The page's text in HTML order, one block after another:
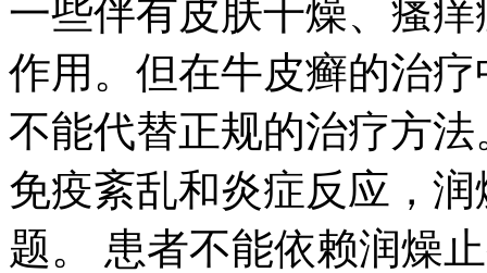
一些伴有皮肤干燥、瘙
作用。但在牛皮癣的治
不能代替正规的治疗方
免疫紊乱和炎症反应，
题。 患者不能依赖润燥